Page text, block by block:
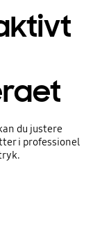
du justere
i professionel